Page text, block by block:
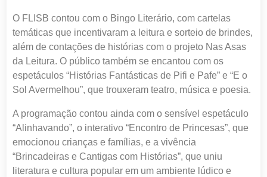
O FLISB contou com o Bingo Literário, com cartelas
temáticas que incentivaram a leitura e sorteio de brindes,
além de contações de histórias com o projeto Nas Asas
da Leitura. O público também se encantou com os
espetáculos “Histórias Fantásticas de Pifi e Pafe” e “E o
Sol Avermelhou”, que trouxeram teatro, música e poesia.
A programação contou ainda com o sensível espetáculo
“Alinhavando”, o interativo “Encontro de Princesas”, que
emocionou crianças e famílias, e a vivência
“Brincadeiras e Cantigas com Histórias”, que uniu
literatura e cultura popular em um ambiente lúdico e